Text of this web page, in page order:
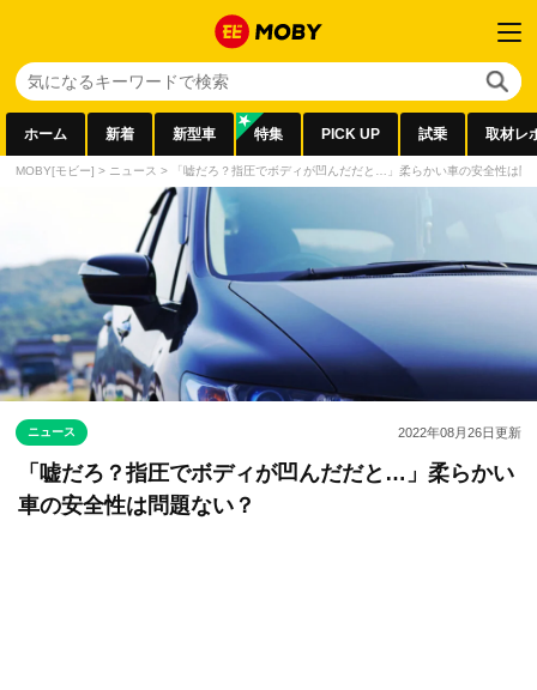
ホーム 新着 新型車 特集 PICK UP 試乗 取材レ
MOBY[モビー] > ニュース > 「嘘だろ？指圧でボディが凹んだだと…」柔らかい車の安全性は問
ニュース 2022年08月26日更新
「嘘だろ？指圧でボディが凹んだだと…」柔らかい
車の安全性は問題ない？